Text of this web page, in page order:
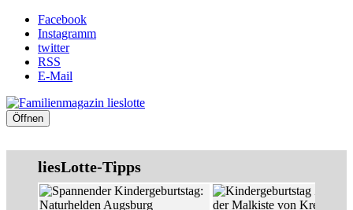
Facebook
Instagramm
twitter
RSS
E-Mail
Öffnen
liesLotte-Tipps